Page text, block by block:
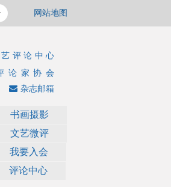
网站地图
评论中心
论家协会
杂志邮箱
书画摄影
文艺微评
我要入会
评论中心